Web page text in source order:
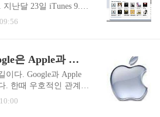
문이다. iPhone의 핵심
는 Wi-Fi를 제거한 상
당한 모험이다. 중국 정
난달 23일 iTunes 9.0.
일 목요일 (미국 현지
있다. iTunes 9.0.2에
3.0 지원, 격자 보기
선된 손쉬운 사용 지
Store에서의 손쉬운
이상이 필요합니
음악시장에서도 Google은 Apple과 격돌
이다. Google과 Apple
. 한때 우호적인 관계는
었던 관계였다. Apple